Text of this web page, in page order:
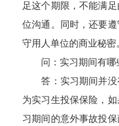
足这个期限，不能满
位沟通。同时，还要
守用人单位的商业秘密
问：实习期间有哪
答：实习期间并没
为实习生投保保险，
习期间的意外事故投